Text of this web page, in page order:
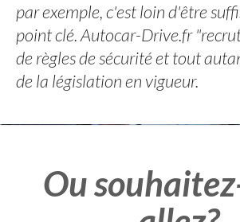
par exemple, c'est loin d'être
point clé. Autocar-Drive.fr
de règles de sécurité et tout
de la législation en vigueur.
Ou